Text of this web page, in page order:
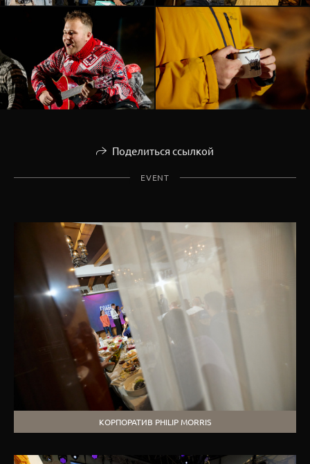
Поделиться ссылкой
EVENT
КОРПОРАТИВ PHILIP MORRIS